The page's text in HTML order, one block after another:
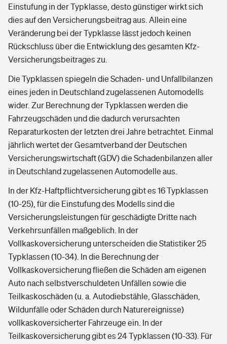
Einstufung in der Typklasse, desto günstiger wirkt sich
dies auf den Versicherungsbeitrag aus. Allein eine
Veränderung bei der Typklasse lässt jedoch keinen
Rückschluss über die Entwicklung des gesamten Kfz-
Versicherungsbeitrages zu.
Die Typklassen spiegeln die Schaden- und Unfallbilanzen
eines jeden in Deutschland zugelassenen Automodells
wider. Zur Berechnung der Typklassen werden die
Fahrzeugschäden und die dadurch verursachten
Reparaturkosten der letzten drei Jahre betrachtet. Einmal
jährlich wertet der Gesamtverband der Deutschen
Versicherungswirtschaft (GDV) die Schadenbilanzen aller
in Deutschland zugelassenen Automodelle aus.
In der Kfz-Haftpflichtversicherung gibt es 16 Typklassen
(10-25), für die Einstufung des Modells sind die
Versicherungsleistungen für geschädigte Dritte nach
Verkehrsunfällen maßgeblich. In der
Vollkaskoversicherung unterscheiden die Statistiker 25
Typklassen (10-34). In die Berechnung der
Vollkaskoversicherung fließen die Schäden am eigenen
Auto nach selbstverschuldeten Unfällen sowie die
Teilkaskoschäden (u. a. Autodiebstähle, Glasschäden,
Wildunfälle oder Schäden durch Naturereignisse)
vollkaskoversicherter Fahrzeuge ein. In der
Teilkaskoversicherung gibt es 24 Typklassen (10-33). Für